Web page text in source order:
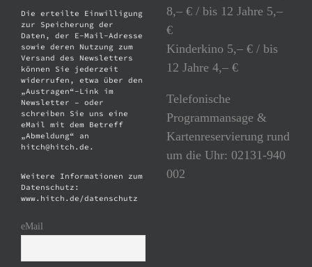
Die erteilte Einwilligung
zur Speicherung der
Daten, der E-Mail-Adresse
sowie deren Nutzung zum
Versand des Newsletters
können Sie jederzeit
widerrufen, etwa über den
„Austragen“-Link im
Newsletter – oder
schreiben Sie uns eine
eMail mit dem Betreff
„Abmeldung“ an
hitch@hitch.de.
Weitere Informationen zum
Datenschutz:
www.hitch.de/datenschutz
eMail
8,– € / bis 12 Jahre 5,–
€
Kinderkino 5,– € / bis
12 Jahre 4,– €
Telefonische
Programmansage &
Kartenreservierung rund
um die Uhr: 02131-940
002